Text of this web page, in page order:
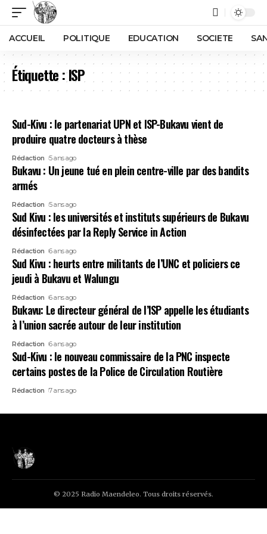
ACCUEIL POLITIQUE EDUCATION SOCIETE
Étiquette :ISP
Sud-Kivu : le partenariat UPN et ISP-Bukavu vient de
produire quatre docteurs à thèse
Rédaction 5 ans ago
Bukavu : Un jeune tué en plein centre-ville par des bandits
armés
Rédaction 5 ans ago
Sud Kivu : les universités et instituts supérieurs de Bukavu
désinfectées par la Reply Service in Action
Rédaction 6 ans ago
Sud Kivu : heurts entre militants de l’UNC et policiers ce
jeudi à Bukavu et Walungu
Rédaction 6 ans ago
Bukavu: Le directeur général de l’ISP appelle les étudiants
à l’union sacrée autour de leur institution
Rédaction 6 ans ago
Sud-Kivu : le nouveau commissaire de la PNC inspecte
certains postes de la Police de Circulation Routière
Rédaction 7 ans ago
© 2025 Radio Maendeleo. Tous droits réservés.